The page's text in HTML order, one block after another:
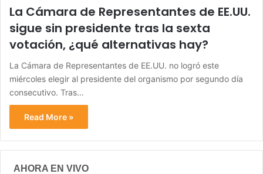
La Cámara de Representantes de EE.UU.
sigue sin presidente tras la sexta
votación, ¿qué alternativas hay?
La Cámara de Representantes de EE.UU. no logró este
miércoles elegir al presidente del organismo por segundo día
consecutivo. Tras…
Read More »
AHORA EN VIVO